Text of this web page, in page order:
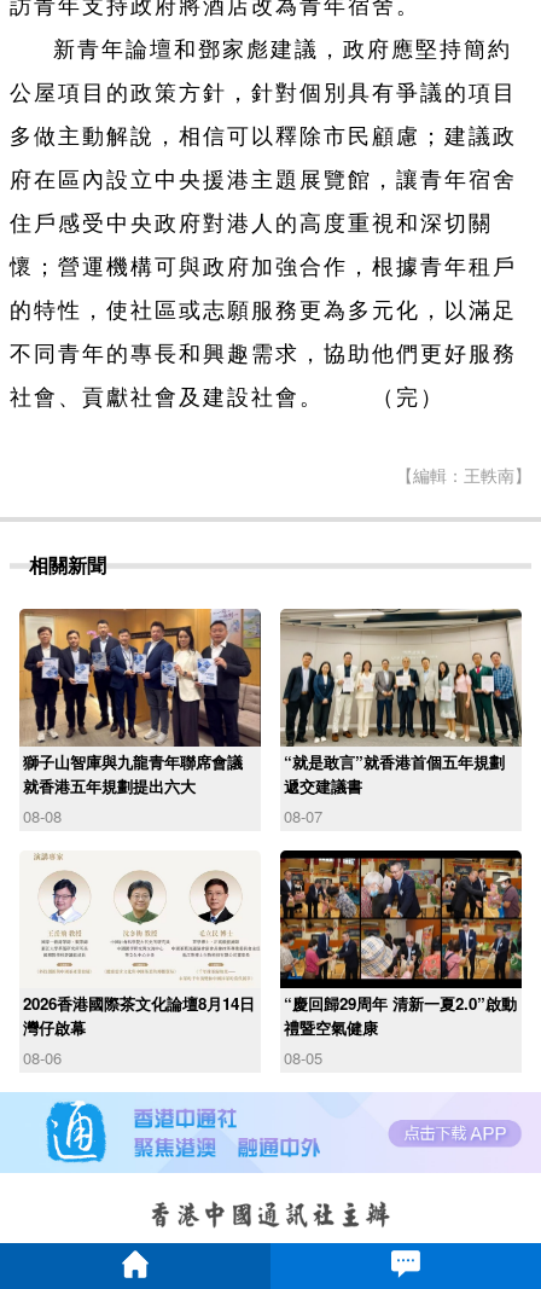
訪青年支持政府將酒店改為青年宿舍。
新青年論壇和鄧家彪建議，政府應堅持簡約
公屋項目的政策方針，針對個別具有爭議的項目
多做主動解說，相信可以釋除市民顧慮；建議政
府在區內設立中央援港主題展覽館，讓青年宿舍
住戶感受中央政府對港人的高度重視和深切關
懷；營運機構可與政府加強合作，根據青年租戶
的特性，使社區或志願服務更為多元化，以滿足
不同青年的專長和興趣需求，協助他們更好服務
社會、貢獻社會及建設社會。 （完）
【編輯：王軼南】
相關新聞
獅子山智庫與九龍青年聯席會議
就香港五年規劃提出六大
08-08
“就是敢言”就香港首個五年規劃
遞交建議書
08-07
2026香港國際茶文化論壇8月14日
灣仔啟幕
08-06
“慶回歸29周年 清新一夏2.0”啟動
禮暨空氣健康
08-05